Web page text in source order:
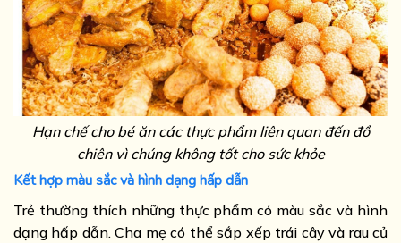
Hạn chế cho bé ăn các thực phẩm liên quan đến đồ
chiên vì chúng không tốt cho sức khỏe
Kết hợp màu sắc và hình dạng hấp dẫn
Trẻ thường thích những thực phẩm có màu sắc và hình
dạng hấp dẫn. Cha mẹ có thể sắp xếp trái cây và rau củ